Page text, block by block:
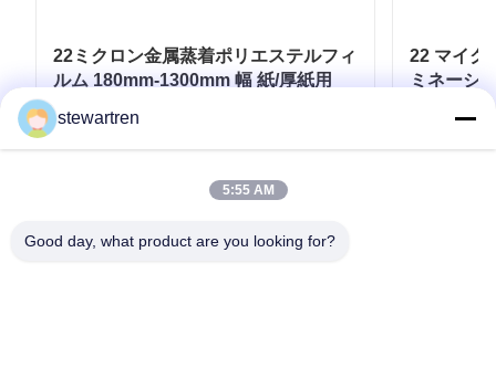
22ミクロン金属蒸着ポリエステルフィ
ルム 180mm-1300mm 幅 紙/厚紙用
22 マイク
ミネーシ
クフィル
stewartren
5:55 AM
Good day, what product are you looking for?